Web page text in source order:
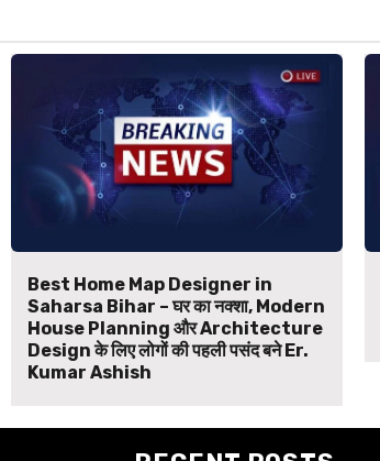
Best Home Map Designer in
Saharsa Bihar – घर का नक्शा, Modern
House Planning और Architecture
Design के लिए लोगों की पहली पसंद बने Er.
Kumar Ashish